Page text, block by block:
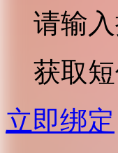
请输
获取
立即绑定